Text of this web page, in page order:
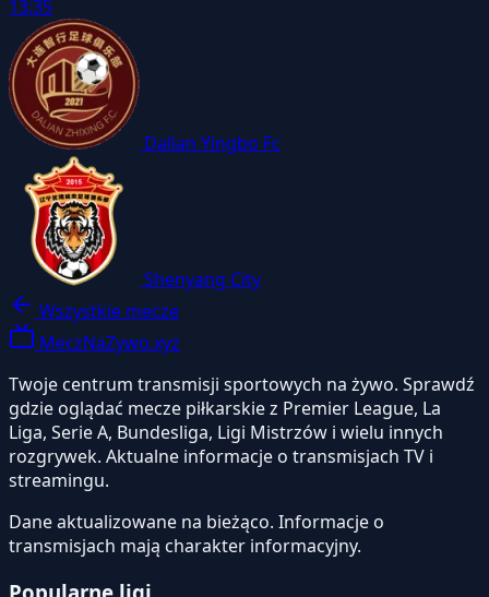
13:35
Dalian Yingbo Fc
Shenyang City
Wszystkie mecze
MeczNaZywo.xyz
Twoje centrum transmisji sportowych na żywo. Sprawdź
gdzie oglądać mecze piłkarskie z Premier League, La
Liga, Serie A, Bundesliga, Ligi Mistrzów i wielu innych
rozgrywek. Aktualne informacje o transmisjach TV i
streamingu.
Dane aktualizowane na bieżąco. Informacje o
transmisjach mają charakter informacyjny.